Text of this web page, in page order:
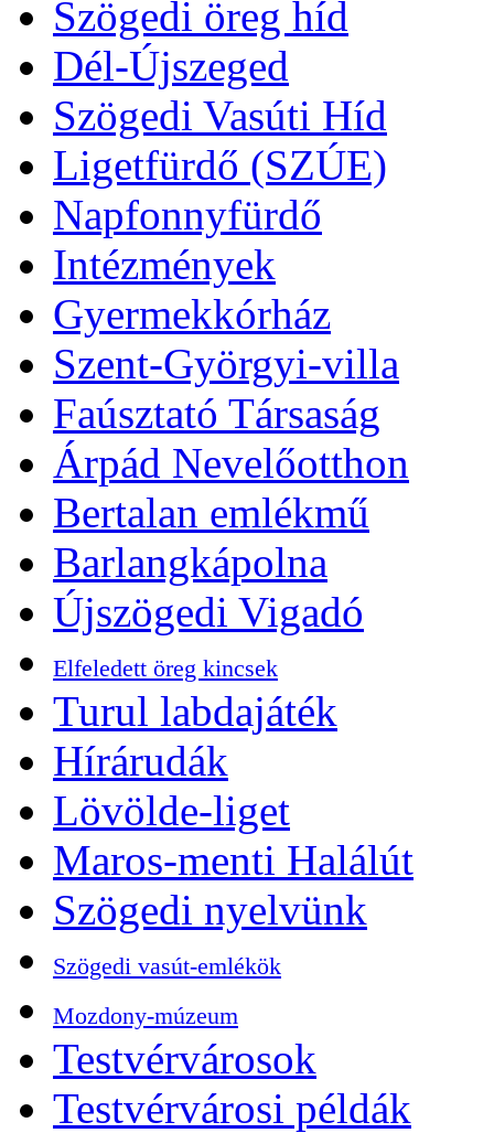
Szögedi öreg híd
Dél-Újszeged
Szögedi Vasúti Híd
Ligetfürdő (SZÚE)
Napfonnyfürdő
Intézmények
Gyermekkórház
Szent-Györgyi-villa
Faúsztató Társaság
Árpád Nevelőotthon
Bertalan emlékmű
Barlangkápolna
Újszögedi Vigadó
Elfeledett öreg kincsek
Turul labdajáték
Hírárudák
Lövölde-liget
Maros-menti Halálút
Szögedi nyelvünk
Szögedi vasút-emlékök
Mozdony-múzeum
Testvérvárosok
Testvérvárosi példák